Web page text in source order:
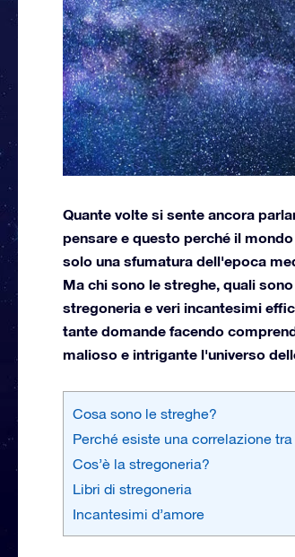
Quante volte si sente ancora
pensare e questo perché il
solo una sfumatura dell'epoca
Ma chi sono le streghe, quali
stregoneria e veri incantesimi
tante domande facendo
malioso e intrigante l'universo
Cosa sono le streghe?
Perché esiste una correlazione
Cos’è la stregoneria?
Libri di stregoneria
Incantesimi d’amore